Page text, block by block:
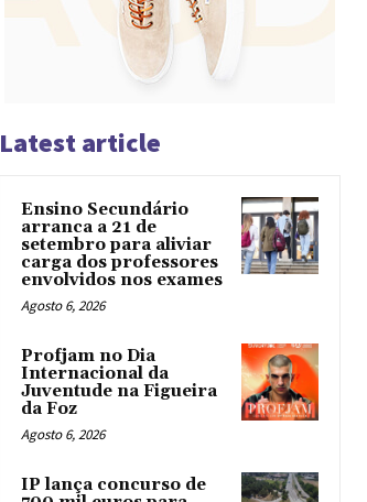
Latest article
Ensino Secundário
arranca a 21 de
setembro para aliviar
carga dos professores
envolvidos nos exames
Agosto 6, 2026
Profjam no Dia
Internacional da
Juventude na Figueira
da Foz
Agosto 6, 2026
IP lança concurso de